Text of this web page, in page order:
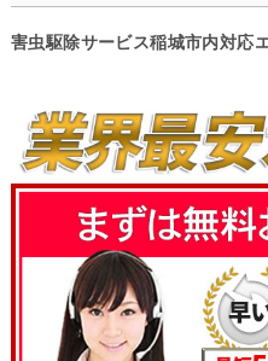
害虫駆除サービス稲城市内対応